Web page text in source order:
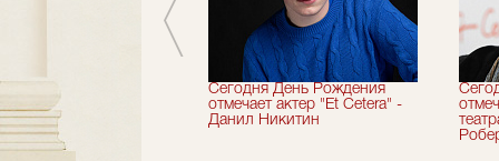
сезон!
Сегодня День Рождения
отмечает актер "Et Cetera" -
Данил Никитин